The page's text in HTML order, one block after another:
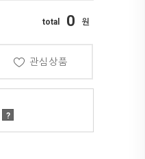
0
관심상품
?